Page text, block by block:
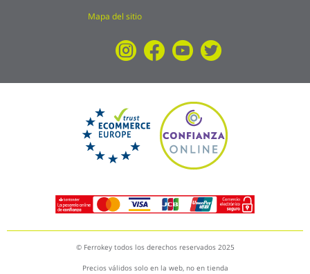
Mapa del sitio
© Ferrokey todos los derechos reservados 2025
Precios válidos solo en la web, no en tienda